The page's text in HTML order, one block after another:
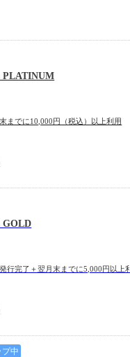
PLATINUM
までに10,000円（税込）以上利用
GOLD
行完了＋翌月末までに5,000円以上
プ中